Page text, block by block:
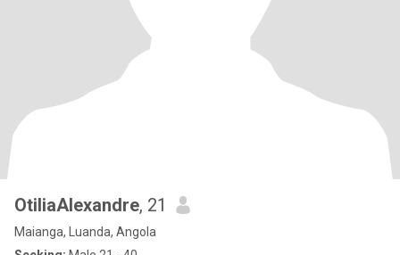
OtiliaAlexandre, 21
Maianga, Luanda, Angola